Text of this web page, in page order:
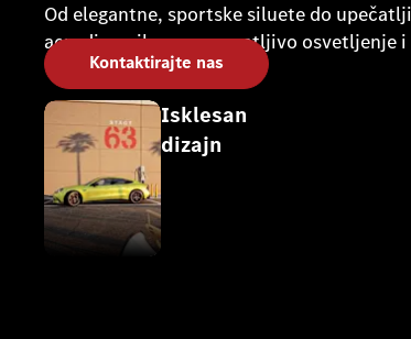
Kontaktirajte nas
Od elegantne, sportske siluete do
aerodinamika, prepoznatljivo osvetljenje
Isklesan
dizajn